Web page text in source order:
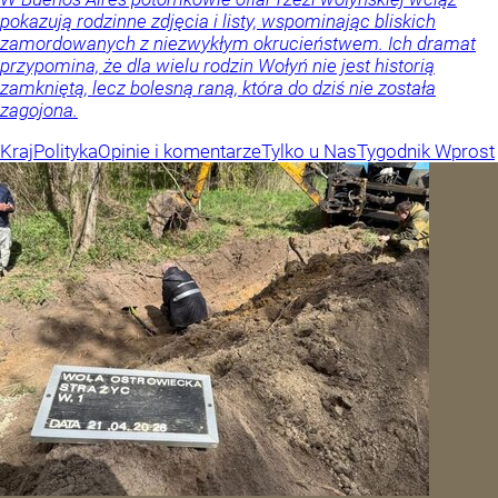
pokazują rodzinne zdjęcia i listy, wspominając bliskich
zamordowanych z niezwykłym okrucieństwem. Ich dramat
przypomina, że dla wielu rodzin Wołyń nie jest historią
zamkniętą, lecz bolesną raną, która do dziś nie została
zagojona.
KrajPolitykaOpinie i komentarzeTylko u NasTygodnik Wprost